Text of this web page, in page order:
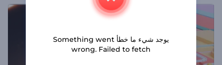
يوجد شيء ما خطأ Something went
wrong. Failed to fetch